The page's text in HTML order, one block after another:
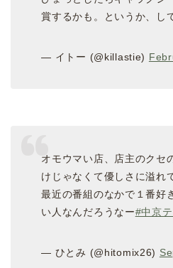
賞するかも。というか、し
— イトー (@killastie)
オモウマい店、店主のクセ
けじゃなくて優しさに溢れ
最近の番組のなかで１番好
い人なんだろうなー#中京
— ‎ひとみ (@hitomix26)